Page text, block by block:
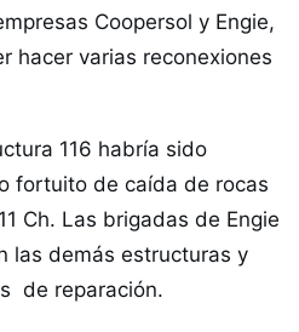
Coopersol y Engie,
hacer varias reconexiones
116 habría sido
fortuito de caída de rocas
Ch. Las brigadas de Engie
las demás estructuras y
de reparación.